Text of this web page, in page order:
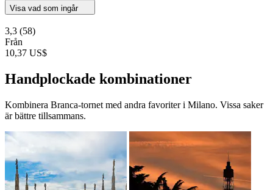
Visa vad som ingår
3,3 (58)
Från
10,37 US$
Handplockade kombinationer
Kombinera Branca-tornet med andra favoriter i Milano. Vissa saker
är bättre tillsammans.